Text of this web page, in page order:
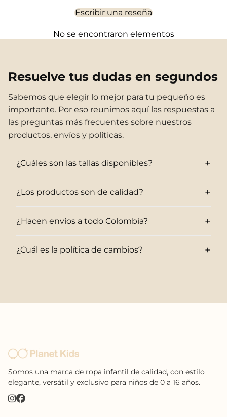
Escribir una reseña
No se encontraron elementos
Resuelve tus dudas en segundos
Sabemos que elegir lo mejor para tu pequeño es
importante. Por eso reunimos aquí las respuestas a
las preguntas más frecuentes sobre nuestros
productos, envíos y políticas.
¿Cuáles son las tallas disponibles? +
¿Los productos son de calidad? +
¿Hacen envíos a todo Colombia? +
¿Cuál es la política de cambios? +
Somos una marca de ropa infantil de calidad, con estilo
elegante, versátil y exclusivo para niños de 0 a 16 años.